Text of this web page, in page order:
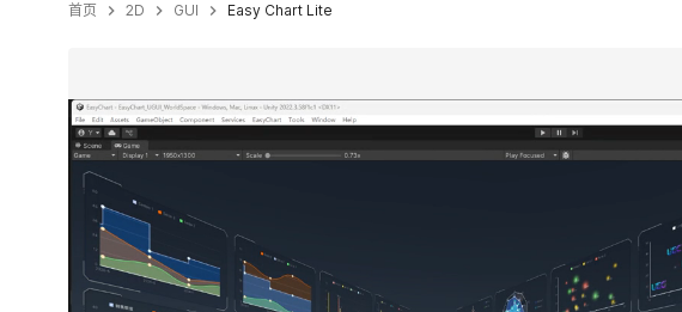
首页 2D GUI Easy Chart Lite